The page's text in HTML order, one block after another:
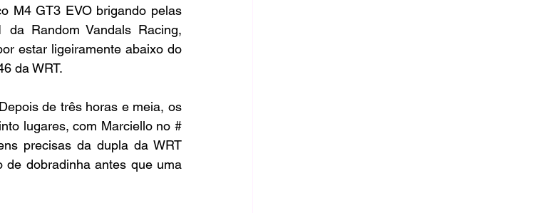
M4 GT3 EVO brigando pelas
Random Vandals Racing,
estar ligeiramente abaixo do
da WRT.
de três horas e meia, os
lugares, com Marciello no #
precisas da dupla da WRT
de dobradinha antes que uma